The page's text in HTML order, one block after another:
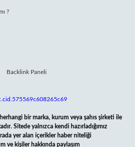
?
bir marka, kurum veya şahıs şirketi ile
Sitede yalnızca kendi hazırladığımız
yer alan içerikler haber niteliği
ve kişiler hakkında paylaşım